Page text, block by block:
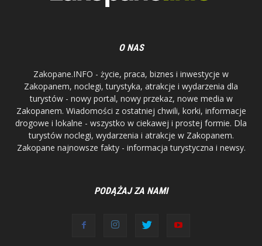
O NAS
Zakopane.INFO - życie, praca, biznes i inwestycje w
Zakopanem, noclegi, turystyka, atrakcje i wydarzenia dla
turystów - nowy portal, nowy przekaz, nowe media w
Zakopanem. Wiadomości z ostatniej chwili, korki, informacje
drogowe i lokalne - wszystko w ciekawej i prostej formie. Dla
turystów noclegi, wydarzenia i atrakcje w Zakopanem.
Zakopane najnowsze fakty - informacja turystyczna i newsy.
PODĄŻAJ ZA NAMI